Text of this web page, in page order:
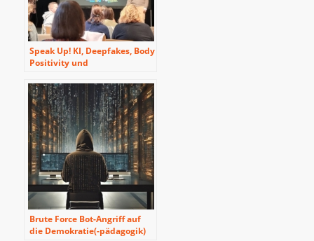
Speak Up! KI, Deepfakes, Body
Positivity und
und Diskriminierung nach
wie vor ein großes Thema in
Ostbelgien
Brute Force Bot-Angriff auf
die Demokratie(-pädagogik)